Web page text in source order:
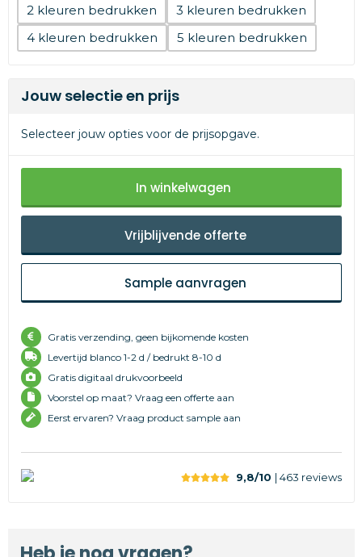
2
3
4
5
Jouw selectie en prijs
Selecteer jouw opties voor de prijsopgave.
In winkelwagen
Vrijblijvende offerte
Sample aanvragen
Gratis verzending, geen bijkomende kosten
Levertijd blanco 1-2 d / bedrukt 8-10 d
Gratis digitaal drukvoorbeeld
Voorstel op maat? Vraag een offerte aan
Eerst ervaren? Vraag product sample aan
9,8/10 | 463 reviews